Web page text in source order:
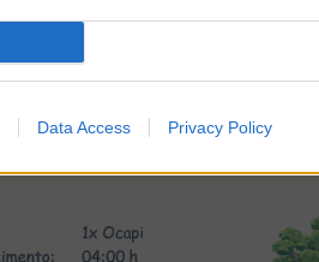
Data Access Privacy Policy